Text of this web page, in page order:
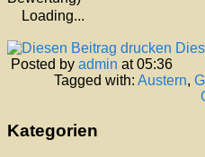
Loading...
Posted by admin at 05:36
Tagged with: Austern,
Kategorien